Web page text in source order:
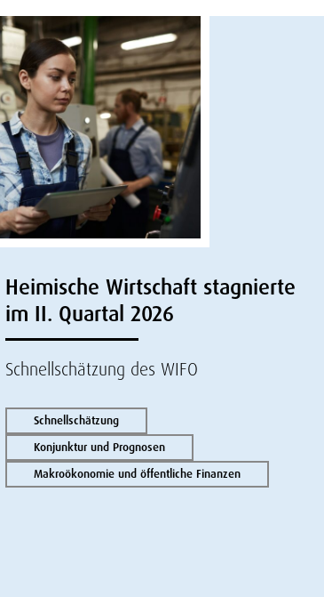
Heimische Wirtschaft stagnierte
im II. Quartal 2026
Schnellschätzung des WIFO
Schnellschätzung
Konjunktur und Prognosen
Makroökonomie und öffentliche Finanzen